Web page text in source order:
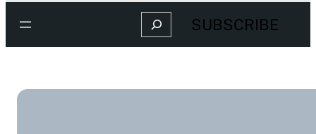
Search SUBSCRIBE